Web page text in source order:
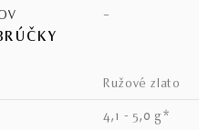
–
ružové zlato
4,1 - 5,0 g*